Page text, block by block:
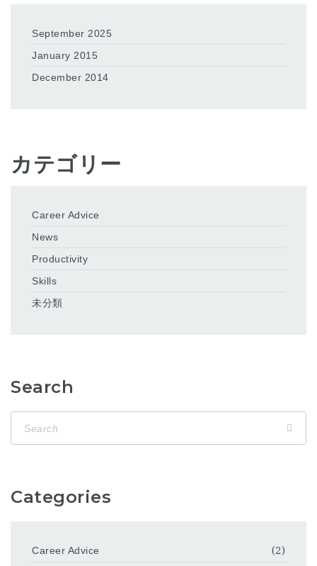
September 2025
January 2015
December 2014
カテゴリー
Career Advice
News
Productivity
Skills
未分類
Search
Categories
Career Advice
(2)